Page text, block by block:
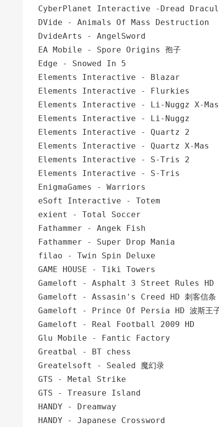
CyberPlanet Interactive -Dread
DVide - Animals Of Mass Destruction
DvideArts - AngelSword
EA Mobile - Spore Origins 孢子
Edge - Snowed In 5
Elements Interactive - Blazar
Elements Interactive - Flurkies
Elements Interactive - Li-Nuggz X-Mas
Elements Interactive - Li-Nuggz
Elements Interactive - Quartz 2
Elements Interactive - Quartz X-Mas
Elements Interactive - S-Tris 2
Elements Interactive - S-Tris
EnigmaGames - Warriors
eSoft Interactive - Totem
exient - Total Soccer
Fathammer - Angek Fish
Fathammer - Super Drop Mania
filao - Twin Spin Deluxe
GAME HOUSE - Tiki Towers
Gameloft - Asphalt 3 Street Rules HD
Gameloft - Assasin's Creed HD 刺客信条
Gameloft - Prince Of Persia HD 波斯王
Gameloft - Real Football 2009 HD
Glu Mobile - Fantic Factory
Greatbal - BT chess
Greatelsoft - Sealed 魔幻录
GTS - Metal Strike
GTS - Treasure Island
HANDY - Dreamway
HANDY - Japanese Crossword